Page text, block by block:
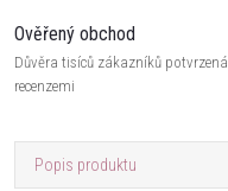
Ověřený obchod
Důvěra tisíců zákazníků potvrzená
recenzemi
Popis produktu